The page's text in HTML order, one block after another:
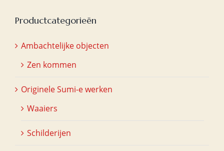
Productcategorieën
Ambachtelijke objecten
Zen kommen
Originele Sumi-e werken
Waaiers
Schilderijen